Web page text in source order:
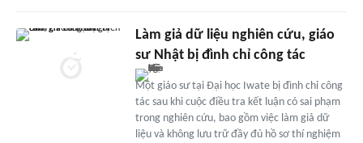
Làm giả dữ liệu nghiên cứu, giáo
sư Nhật bị đình chỉ công tác
Một giáo sư tại Đại học Iwate bị đình chỉ công
tác sau khi cuộc điều tra kết luận có sai phạm
trong nghiên cứu, bao gồm việc làm giả dữ
liệu và không lưu trữ đầy đủ hồ sơ thí nghiệm